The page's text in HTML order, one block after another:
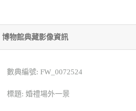
博物館典藏影像資訊
數典編號: FW_0072524
標題: 婚禮場外一景